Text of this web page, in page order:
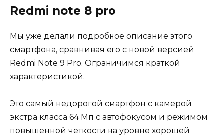
Redmi note 8 pro
Мы уже делали подробное описание этого
смартфона, сравнивая его с новой версией
Redmi Note 9 Pro. Ограничимся краткой
характеристикой.
Это самый недорогой смартфон с камерой
экстра класса 64 Мп с автофокусом и режимом
повышенной четкости на уровне хорошей